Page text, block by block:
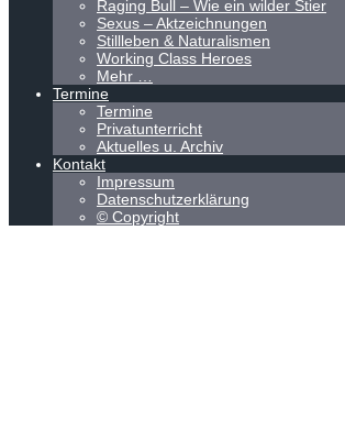
Raging Bull – Wie ein wilder Stier
Sexus – Aktzeichnungen
Stillleben & Naturalismen
Working Class Heroes
Mehr …
Termine
Termine
Privatunterricht
Aktuelles u. Archiv
Kontakt
Impressum
Datenschutzerklärung
© Copyright